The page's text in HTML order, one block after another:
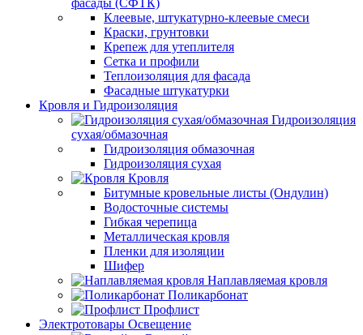
фасады (СФТК)
Клеевые, штукатурно-клеевые смеси
Краски, грунтовки
Крепеж для утеплителя
Сетка и профили
Теплоизоляция для фасада
Фасадные штукатурки
Кровля и Гидроизоляция
Гидроизоляция
сухая/обмазочная
Гидроизоляция обмазочная
Гидроизоляция сухая
Кровля
Битумные кровельные листы (Ондулин)
Водосточные системы
Гибкая черепица
Металлическая кровля
Пленки для изоляции
Шифер
Наплавляемая кровля
Поликарбонат
Профлист
Электротовары Освещение